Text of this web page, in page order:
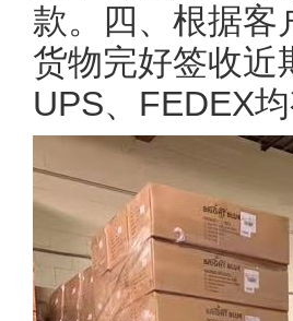
款。四、根据客
货物完好签收近
UPS、FEDEX